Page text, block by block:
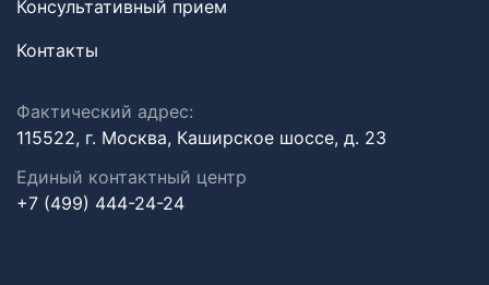
Консультативный прием
Контакты
Фактический адрес:
115522, г. Москва, Каширское шоссе, д. 23
Единый контактный центр
+7 (499) 444-24-24